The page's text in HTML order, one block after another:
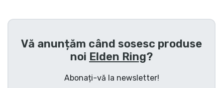
Vă anunțăm când sosesc produse
noi Elden Ring?
Abonați-vă la newsletter!
Sortare după filme
Sortare după desene animate